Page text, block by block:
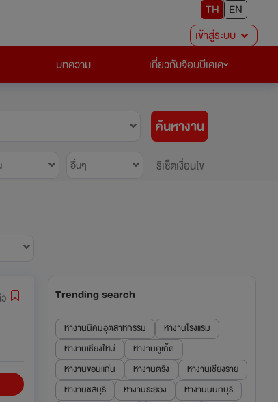
TH
EN
เข้าสู่ระบบ
บทความ เกี่ยวกับจ๊อบบีเคเค
ค้นหางาน
อื่นๆ รีเซ็ตเงื่อนไข
Trending search
หางานนิคมอุตสาหกรรม
หางานโรงแรม
หางานเชียงใหม่
หางานภูเก็ต
หางานขอนแก่น
หางานตรัง
หางานเชียงราย
หางานชลบุรี
หางานระยอง
หางานนนทบุรี